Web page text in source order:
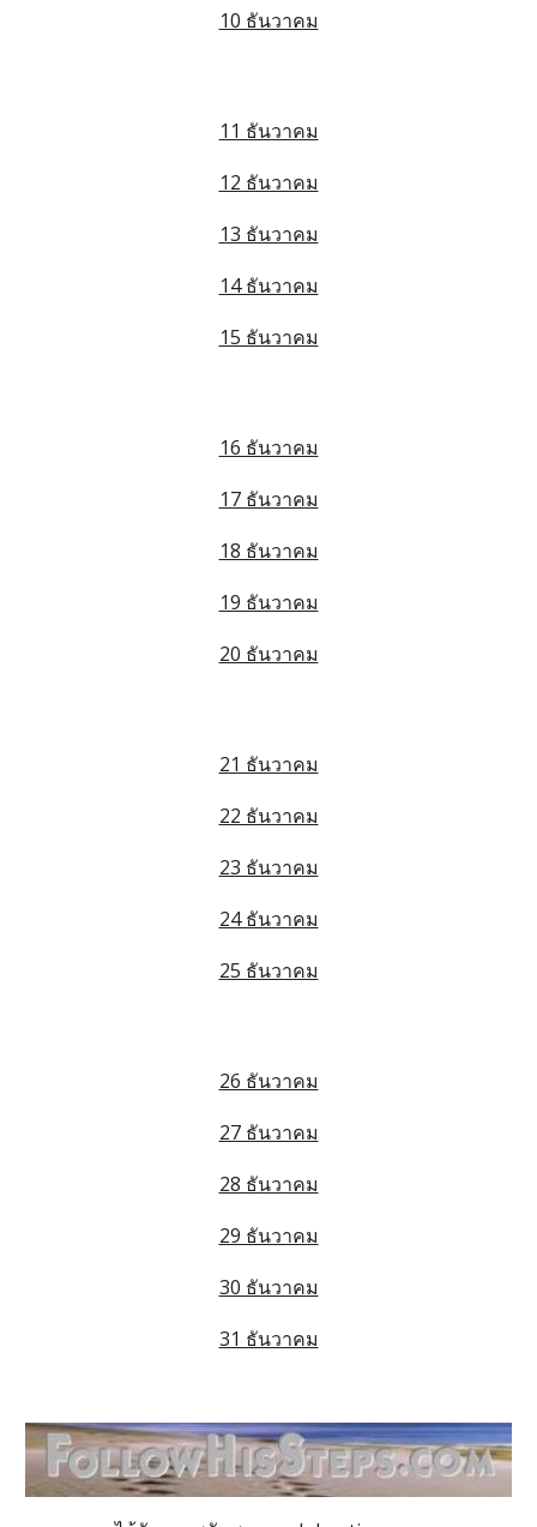
10 ธันวาคม
11 ธันวาคม
12 ธันวาคม
13 ธันวาคม
14 ธันวาคม
15 ธันวาคม
16 ธันวาคม
17 ธันวาคม
18 ธันวาคม
19 ธันวาคม
20 ธันวาคม
21 ธันวาคม
22 ธันวาคม
23 ธันวาคม
24 ธันวาคม
25 ธันวาคม
26 ธันวาคม
27 ธันวาคม
28 ธันวาคม
29 ธันวาคม
30 ธันวาคม
31 ธันวาคม